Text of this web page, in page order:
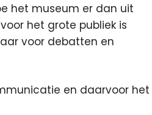
het museum er dan uit
het grote publiek is
voor debatten en
en daarvoor het